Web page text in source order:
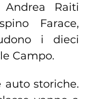
Andrea Raiti
Farace,
i dieci
Campo.
storiche.